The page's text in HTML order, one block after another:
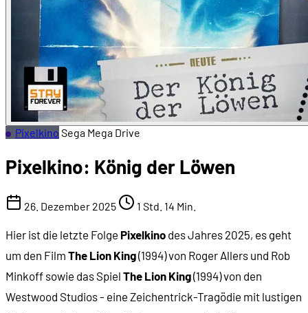
Pixelkino Sega Mega Drive
Pixelkino: König der Löwen
26. Dezember 2025 1 Std. 14 Min.
Hier ist die letzte Folge Pixelkino des Jahres 2025, es geht
um den Film The Lion King(1994) von Roger Allers und Rob
Minkoff sowie das Spiel The Lion King(1994) von den
Westwood Studios - eine Zeichentrick-Tragödie mit lustigen